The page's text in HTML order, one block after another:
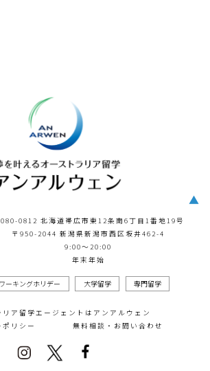
0812 北海道帯広市東12条南6丁目1番地19号
〒950-2044 新潟県新潟市西区坂井462-4
9:00～20:00
年末年始
ワーキングホリデー 大学留学 専門留学
リア留学エージェントはアンアルウェン
リシー
無料相談・お問い合わせ
▲